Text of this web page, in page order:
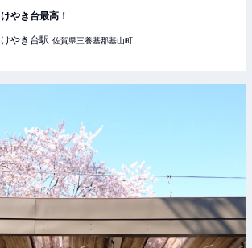
けやき台最高！
けやき台駅 佐賀県三養基郡基山町